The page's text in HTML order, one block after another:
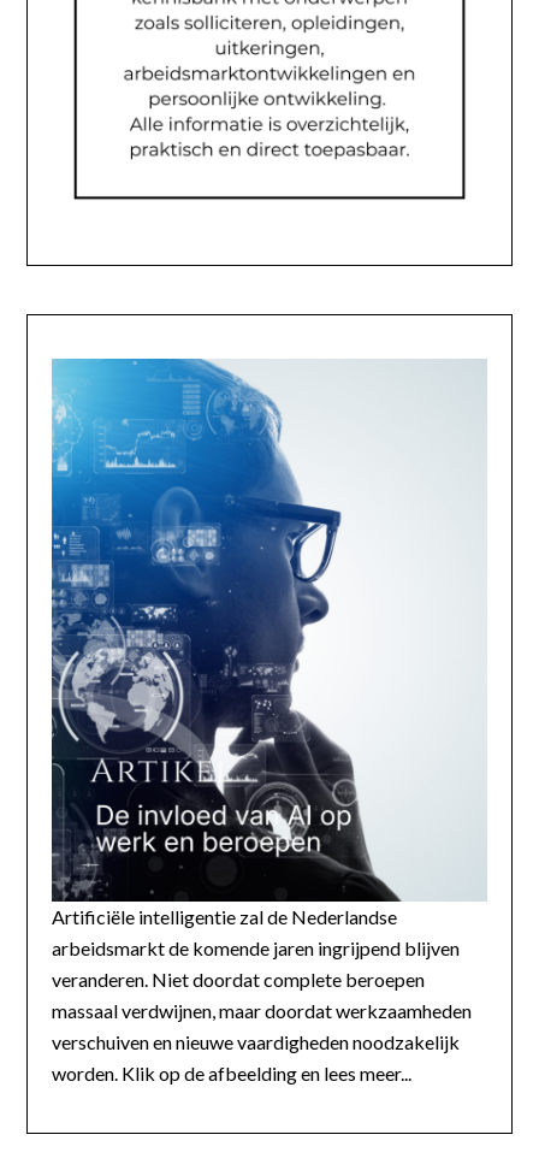
Artificiële intelligentie zal de Nederlandse
arbeidsmarkt de komende jaren ingrijpend blijven
veranderen. Niet doordat complete beroepen
massaal verdwijnen, maar doordat werkzaamheden
verschuiven en nieuwe vaardigheden noodzakelijk
worden. Klik op de afbeelding en lees meer...